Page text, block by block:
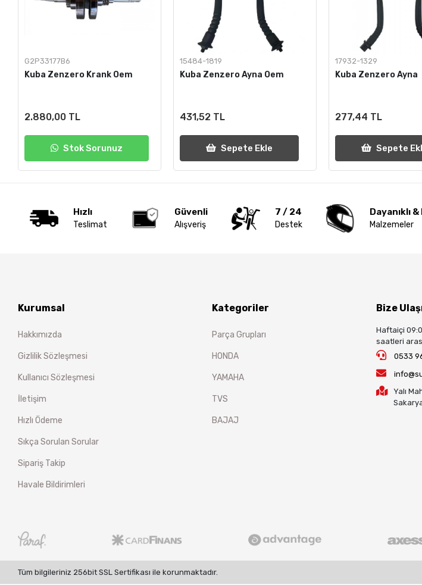
G2P33177B6
Kuba Zenzero Krank Oem
2.880,00 TL
Stok Sorunuz
15484-1819
Kuba Zenzero Ayna Oem
431,52 TL
Sepete Ekle
17932-1329
Kuba Zenzero Ayna
277,44 TL
Sepete
Hızlı
Teslimat
Güvenli
Alışveriş
7 / 24
Destek
Dayanıklı
Malzemeler
Kurumsal
Hakkımızda
Gizlilik Sözleşmesi
Kullanıcı Sözleşmesi
İletişim
Hızlı Ödeme
Sıkça Sorulan Sorular
Sipariş Takip
Havale Bildirimleri
Kategoriler
Parça Grupları
HONDA
YAMAHA
TVS
BAJAJ
Bize
Haftaiçi
saatleri
0533
Yalı
Tüm bilgileriniz 256bit SSL Sertifikası ile korunmaktadır.